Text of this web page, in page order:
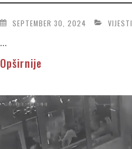
SEPTEMBER 30, 2024 VIJESTI
...
Opširnije